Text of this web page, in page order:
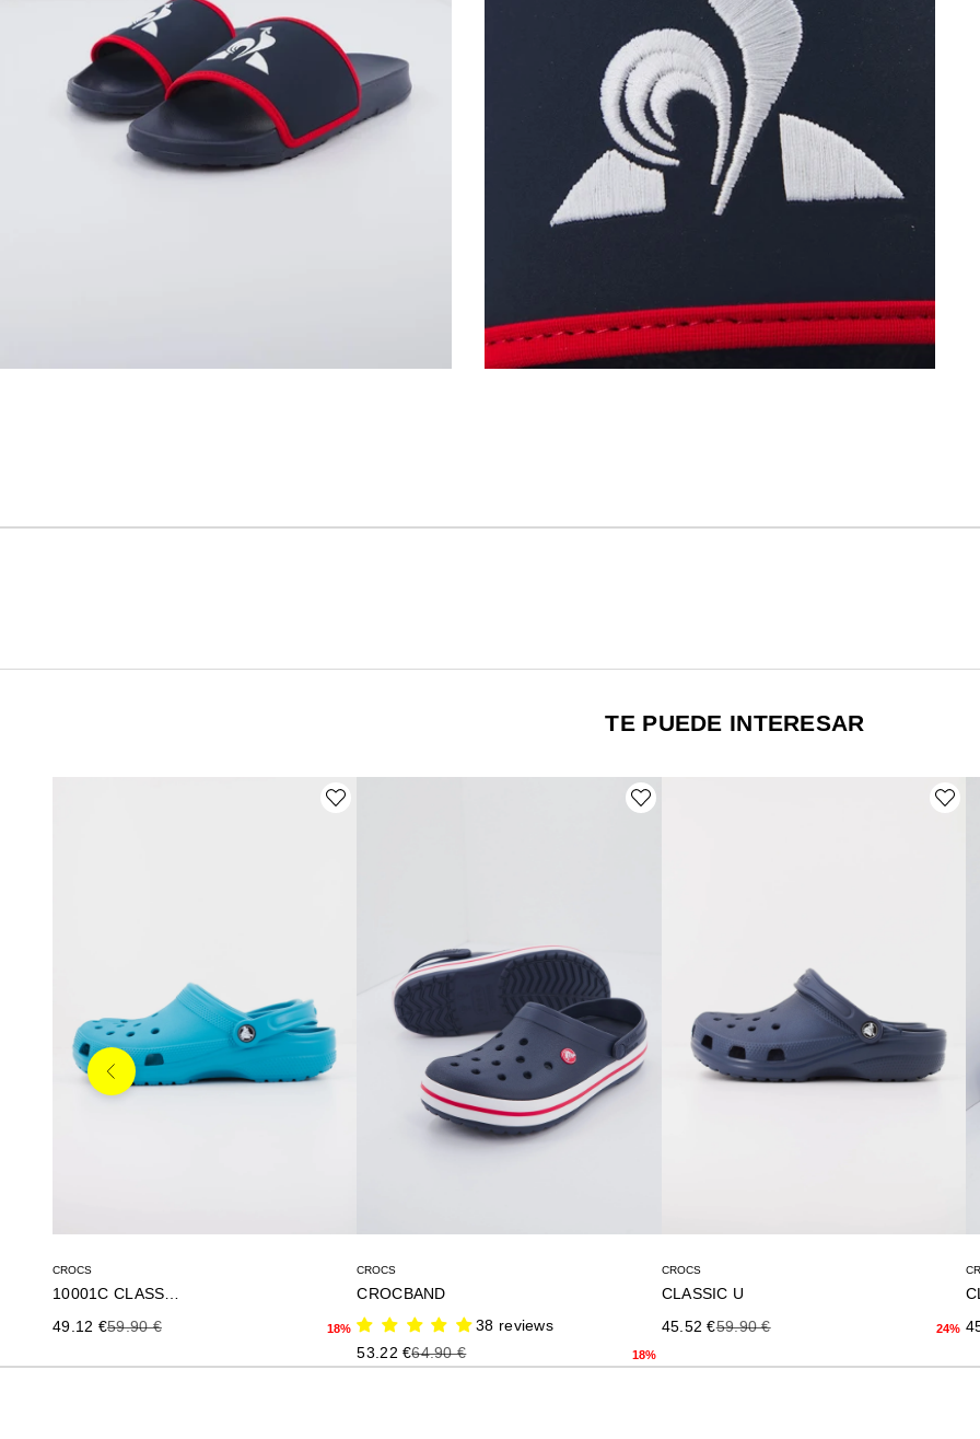
TE PUEDE INTERESAR
CROCS
Precio de oferta
49.12 €Precio anterior
59.90 € 18%
CROCS
CROCBAND
38 reviews
Precio de oferta
53.22 €Precio anterior
64.90 € 18%
CROCS
CLASSIC U
Precio de oferta
45.52 €Precio anterior
59.90 € 24%
Anterior